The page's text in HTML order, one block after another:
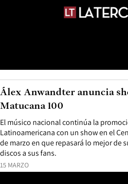
15 MARZO
El músico nacional continúa la
Latinoamericana con un show en el
de marzo en que repasará lo mejor de
discos a sus fans.
Álex Anwandter anuncia
Matucana 100